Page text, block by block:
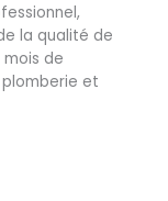
la qualité de
de
et